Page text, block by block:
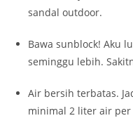
Bawa power bank,
nikmati aja alamnya.
Bahas